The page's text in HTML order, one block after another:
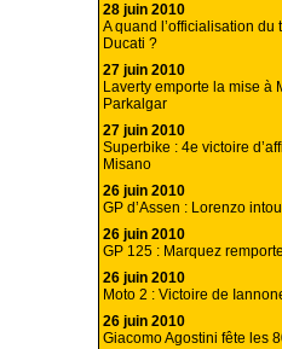
28 juin 2010
A quand l’officialisation du
Ducati ?
27 juin 2010
Laverty emporte la mise à
Parkalgar
27 juin 2010
Superbike : 4e victoire
Misano
26 juin 2010
GP d’Assen : Lorenzo
26 juin 2010
GP 125 : Marquez
26 juin 2010
Moto 2 : Victoire de
26 juin 2010
Giacomo Agostini fête les